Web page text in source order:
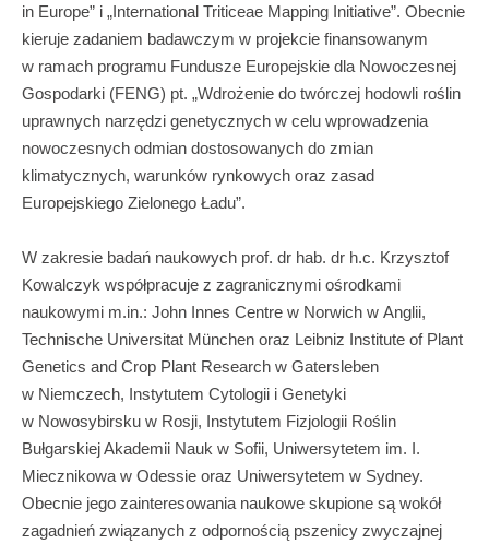
in Europe” i „International Triticeae Mapping Initiative”. Obecnie
kieruje zadaniem badawczym w projekcie finansowanym
w ramach programu Fundusze Europejskie dla Nowoczesnej
Gospodarki (FENG) pt. „Wdrożenie do twórczej hodowli roślin
uprawnych narzędzi genetycznych w celu wprowadzenia
nowoczesnych odmian dostosowanych do zmian
klimatycznych, warunków rynkowych oraz zasad
Europejskiego Zielonego Ładu”.
W zakresie badań naukowych prof. dr hab. dr h.c. Krzysztof
Kowalczyk współpracuje z zagranicznymi ośrodkami
naukowymi m.in.: John Innes Centre w Norwich w Anglii,
Technische Universitat München oraz Leibniz Institute of Plant
Genetics and Crop Plant Research w Gatersleben
w Niemczech, Instytutem Cytologii i Genetyki
w Nowosybirsku w Rosji, Instytutem Fizjologii Roślin
Bułgarskiej Akademii Nauk w Sofii, Uniwersytetem im. I.
Miecznikowa w Odessie oraz Uniwersytetem w Sydney.
Obecnie jego zainteresowania naukowe skupione są wokół
zagadnień związanych z odpornością pszenicy zwyczajnej